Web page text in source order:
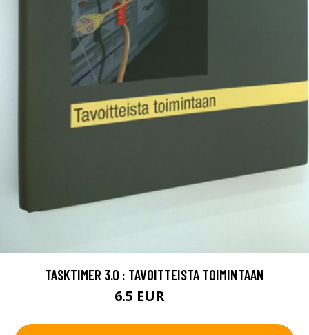
TASKTIMER 3.0 : TAVOITTEISTA TOIMINTAAN
6.5 EUR